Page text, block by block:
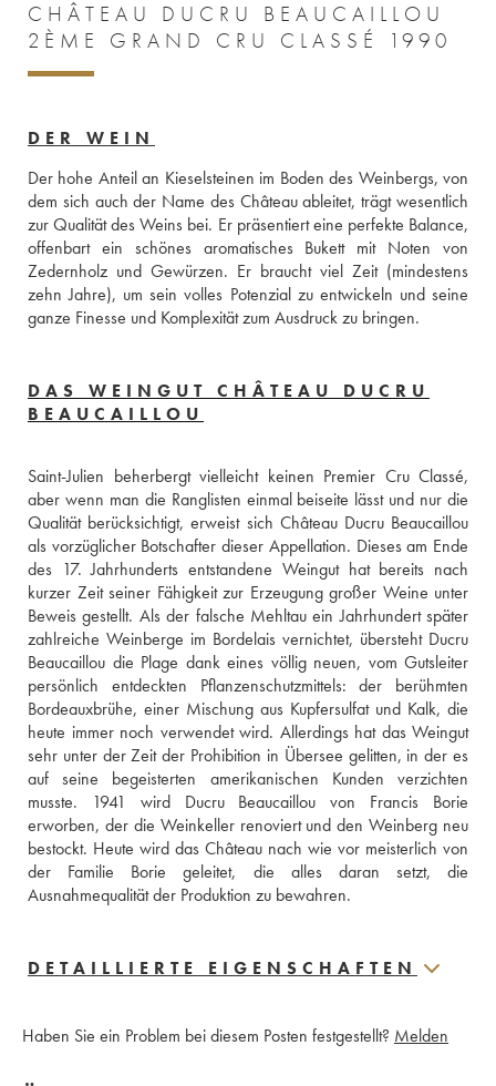
CHÂTEAU DUCRU BEAUCAILLOU
2ÈME GRAND CRU CLASSÉ 1990
DER WEIN
Der hohe Anteil an Kieselsteinen im Boden des Weinbergs, von
dem sich auch der Name des Château ableitet, trägt wesentlich
zur Qualität des Weins bei. Er präsentiert eine perfekte Balance,
offenbart ein schönes aromatisches Bukett mit Noten von
Zedernholz und Gewürzen. Er braucht viel Zeit (mindestens
zehn Jahre), um sein volles Potenzial zu entwickeln und seine
ganze Finesse und Komplexität zum Ausdruck zu bringen.
DAS WEINGUT CHÂTEAU DUCRU
BEAUCAILLOU
Saint-Julien beherbergt vielleicht keinen Premier Cru Classé,
aber wenn man die Ranglisten einmal beiseite lässt und nur die
Qualität berücksichtigt, erweist sich Château Ducru Beaucaillou
als vorzüglicher Botschafter dieser Appellation. Dieses am Ende
des 17. Jahrhunderts entstandene Weingut hat bereits nach
kurzer Zeit seiner Fähigkeit zur Erzeugung großer Weine unter
Beweis gestellt. Als der falsche Mehltau ein Jahrhundert später
zahlreiche Weinberge im Bordelais vernichtet, übersteht Ducru
Beaucaillou die Plage dank eines völlig neuen, vom Gutsleiter
persönlich entdeckten Pflanzenschutzmittels: der berühmten
Bordeauxbrühe, einer Mischung aus Kupfersulfat und Kalk, die
heute immer noch verwendet wird. Allerdings hat das Weingut
sehr unter der Zeit der Prohibition in Übersee gelitten, in der es
auf seine begeisterten amerikanischen Kunden verzichten
musste. 1941 wird Ducru Beaucaillou von Francis Borie
erworben, der die Weinkeller renoviert und den Weinberg neu
bestockt. Heute wird das Château nach wie vor meisterlich von
der Familie Borie geleitet, die alles daran setzt, die
Ausnahmequalität der Produktion zu bewahren.
DETAILLIERTE EIGENSCHAFTEN
Haben Sie ein Problem bei diesem Posten festgestellt? Melden